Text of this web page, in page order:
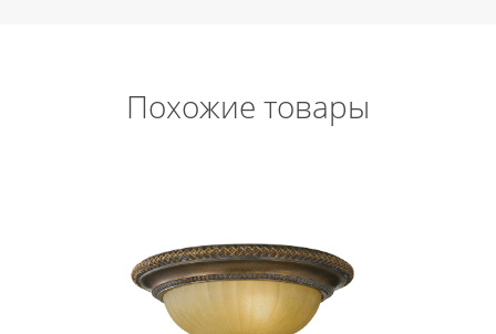
Похожие товары